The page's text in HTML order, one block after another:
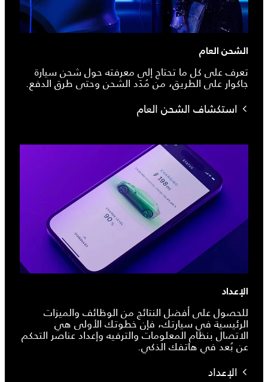
الشحن العام
تعرف على كل ما تحتاج إلى معرفته حول شحن سيارة
جاكوار على الطريق، من مُدَد الشحن وحتى طرق الدفع.
استكشاف الشحن العام
الإعداد
للحصول على أفضل النتائج من الوظائف والميزات
الرئيسية في سيارتك، فإن خطوتك الأولى هي
الاتصال بنظام المعلومات والترفيه وإعداد عناصر التحكم
عن بُعد في هاتفك الذكي.
الإعداد